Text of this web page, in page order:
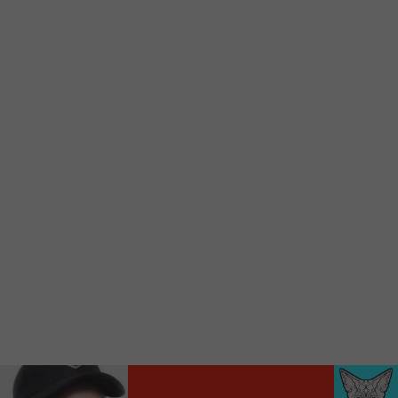
locale vous sont maintenant accessibles en un clic!